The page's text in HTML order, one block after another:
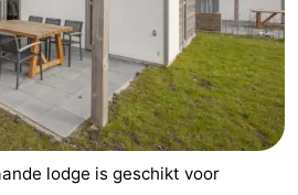
lodge is geschikt voor